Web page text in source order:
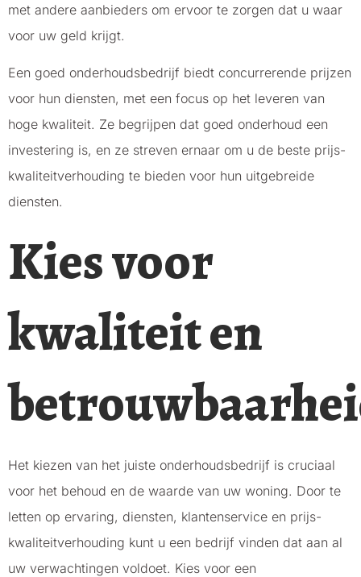
met andere aanbieders om ervoor te zorgen dat u waar
voor uw geld krijgt.
Een goed onderhoudsbedrijf biedt concurrerende prijzen
voor hun diensten, met een focus op het leveren van
hoge kwaliteit. Ze begrijpen dat goed onderhoud een
investering is, en ze streven ernaar om u de beste prijs-
kwaliteitverhouding te bieden voor hun uitgebreide
diensten.
Kies voor
kwaliteit en
Het kiezen van het juiste onderhoudsbedrijf is cruciaal
voor het behoud en de waarde van uw woning. Door te
letten op ervaring, diensten, klantenservice en prijs-
kwaliteitverhouding kunt u een bedrijf vinden dat aan al
uw verwachtingen voldoet. Kies voor een